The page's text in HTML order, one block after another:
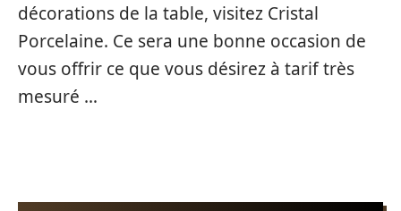
décorations de la table, visitez Cristal
Porcelaine. Ce sera une bonne occasion de
vous offrir ce que vous désirez à tarif très
mesuré …